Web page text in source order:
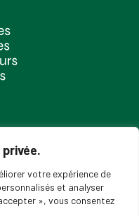
votre expérience de
et analyser
», vous consentez